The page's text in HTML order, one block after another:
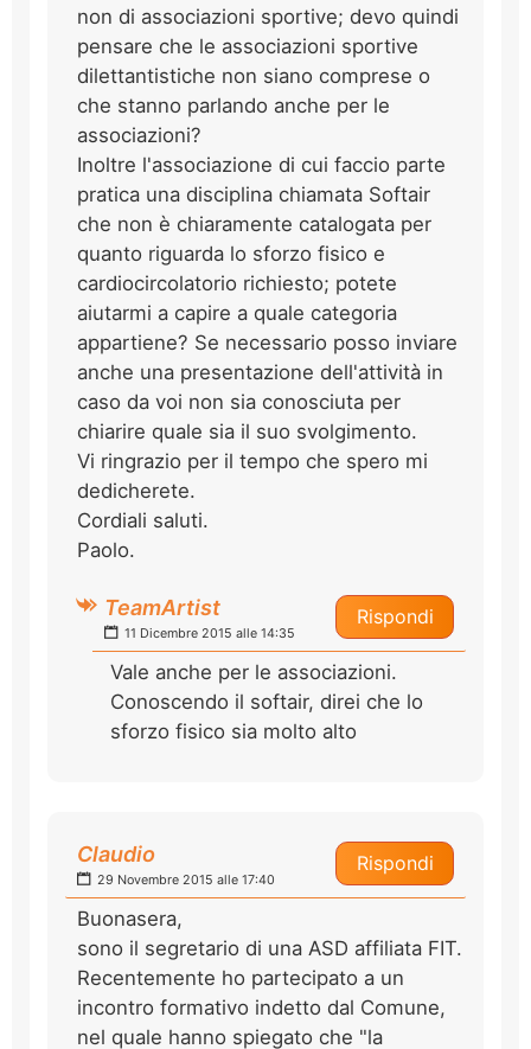
non di associazioni sportive; devo quindi
pensare che le associazioni sportive
dilettantistiche non siano comprese o
che stanno parlando anche per le
associazioni?
Inoltre l'associazione di cui faccio parte
pratica una disciplina chiamata Softair
che non è chiaramente catalogata per
quanto riguarda lo sforzo fisico e
cardiocircolatorio richiesto; potete
aiutarmi a capire a quale categoria
appartiene? Se necessario posso inviare
anche una presentazione dell'attività in
caso da voi non sia conosciuta per
chiarire quale sia il suo svolgimento.
Vi ringrazio per il tempo che spero mi
dedicherete.
Cordiali saluti.
Paolo.
Rispondi
TeamArtist
11 Dicembre 2015 alle 14:35
Vale anche per le associazioni.
Conoscendo il softair, direi che lo
sforzo fisico sia molto alto
Rispondi
Claudio
29 Novembre 2015 alle 17:40
Buonasera,
sono il segretario di una ASD affiliata FIT.
Recentemente ho partecipato a un
incontro formativo indetto dal Comune,
nel quale hanno spiegato che "la